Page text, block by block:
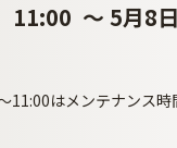
11:00 ～ 5月8日
11:00はメンテナンス時